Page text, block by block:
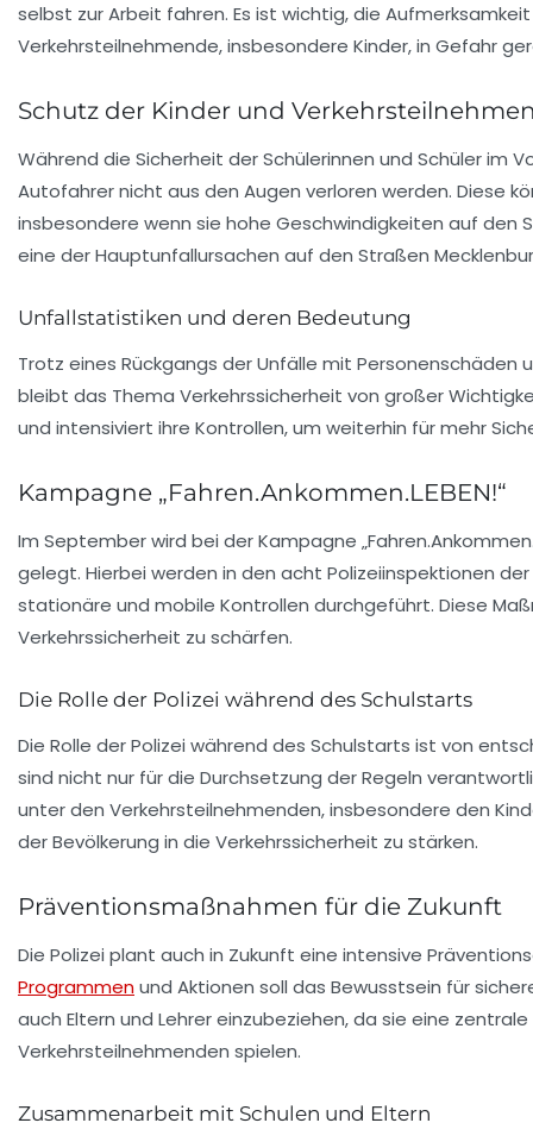
selbst zur Arbeit fahren. Es ist wichtig, die
Verkehrsteilnehmende, insbesondere Kinder, in Gefahr
Schutz der Kinder und
Während die Sicherheit derSchülerinnen und Schülerim
Autofahrer nicht aus den Augen verloren werden. Diese
insbesondere wenn sie hohe Geschwindigkeiten auf den
eine derHauptunfallursachen auf den Straßen
Unfallstatistiken und deren Bedeutung
Trotz eines Rückgangs derUnfälle mit Personenschäden
bleibt das Thema Verkehrssicherheit von großer
und intensiviert ihre Kontrollen, um weiterhin für mehr
Kampagne „Fahren.Ankommen.LEBEN!“
Im September wird bei der Kampagne „
gelegt. Hierbei werden in den acht Polizeiinspektionen
stationäre und mobile Kontrollen durchgeführt. Diese
Verkehrssicherheit zu schärfen.
Die Rolle der Polizei während des Schulstarts
Die Rolle der Polizei während des Schulstarts ist von
sind nicht nur für die Durchsetzung der Regeln
unter den Verkehrsteilnehmenden, insbesondere den
der Bevölkerung in die Verkehrssicherheit zu stärken.
Präventionsmaßnahmen für die Zukunft
Die Polizei plant auch in Zukunft eine intensive
Programmenund Aktionen soll das Bewusstsein für
auch Eltern und Lehrer einzubeziehen, da sie eine
Verkehrsteilnehmenden spielen.
Zusammenarbeit mit Schulen und Eltern